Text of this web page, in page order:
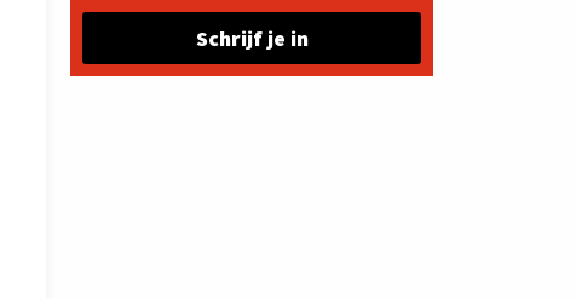
Schrijf je in